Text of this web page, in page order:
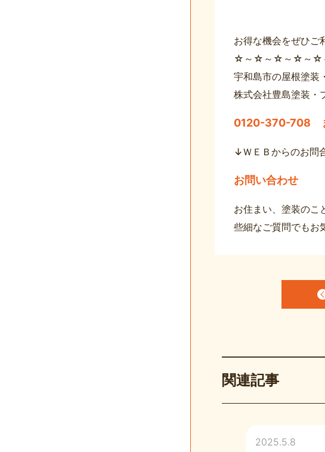
お得な機会をぜひご
☆～☆～☆～☆～☆
宇和島市の屋根塗装
株式会社豊島塗装・
0120-370-708
↓ＷＥＢからのお問
お問い合わせ
お住まい、塗装のこ
些細なご質問でもお
関連記事
2025.5.8